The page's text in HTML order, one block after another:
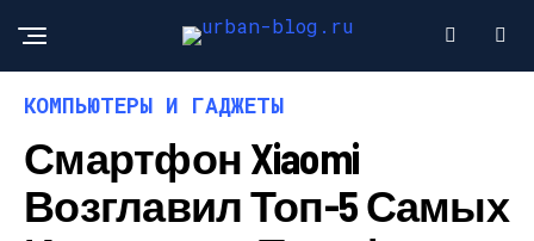
КОМПЬЮТЕРЫ И ГАДЖЕТЫ
Смартфон Xiaomi
Возглавил Топ-5 Самых